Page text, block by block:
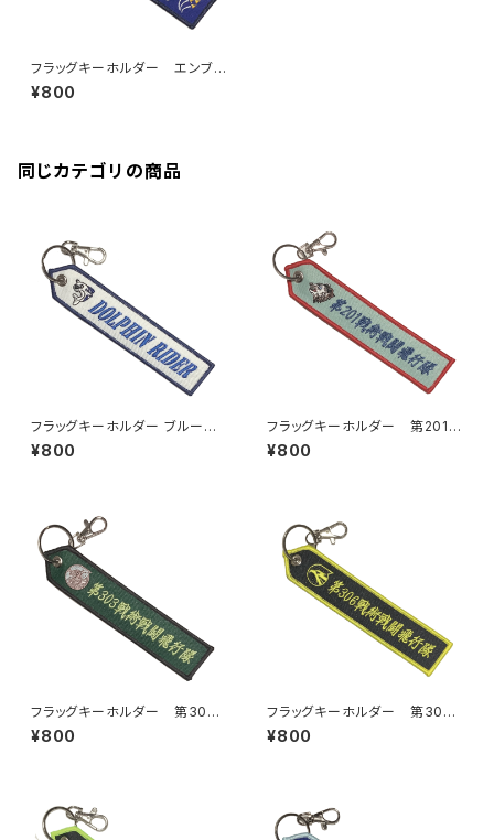
フラッグキーホルダー エンブレ
ム 松島基地
¥800
同じカテゴリの商品
フラッグキーホルダー ブルーイ
ンパルス ドルフィンライダー
¥800
フラッグキーホルダー 第201戦
術戦闘飛行隊
¥800
フラッグキーホルダー 第303
戦術戦闘飛行隊
¥800
フラッグキーホルダー 第306
戦術戦闘飛行隊
¥800